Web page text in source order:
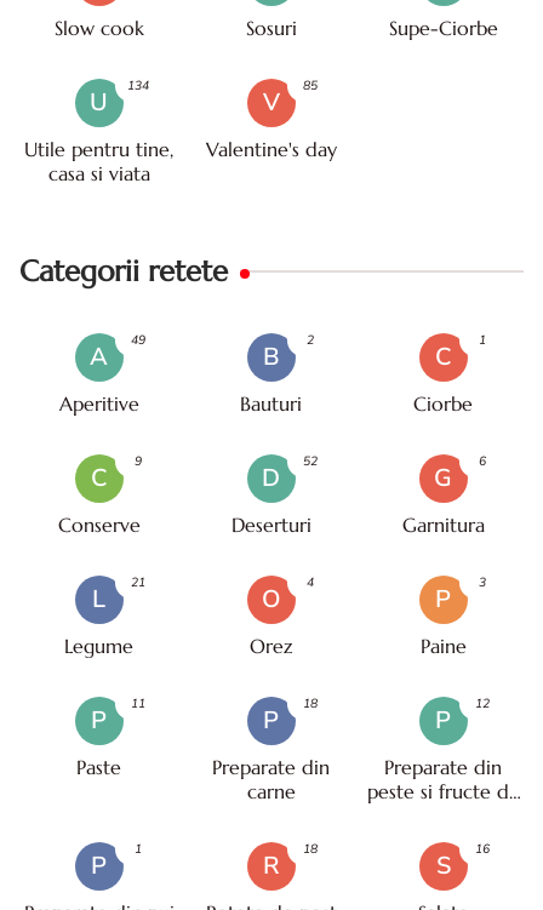
Slow cook Sosuri Supe-Ciorbe
U
Utile pentru tine,
casa si viata
134
V
Valentine's day
85
Categorii retete
A
Aperitive
49
B
Bauturi
2
C
Ciorbe
1
C
Conserve
9
D
Deserturi
52
G
Garnitura
6
L
Legume
21
O
Orez
4
P
Paine
3
P
Paste
11
P
Preparate din
carne
18
P
Preparate din
peste si fructe de
12
P
1
R
18
S
16